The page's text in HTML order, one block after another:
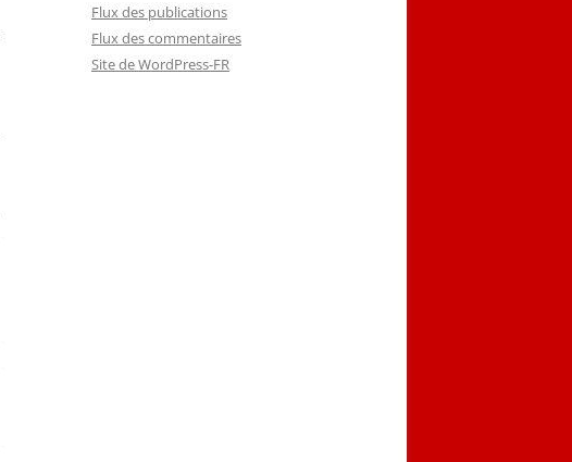
Flux des publications
Flux des commentaires
Site de WordPress-FR